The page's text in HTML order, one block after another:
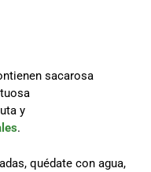
sacarosa
y
.
quédate con agua,